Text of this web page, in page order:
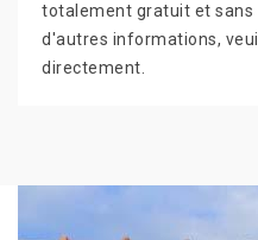
totalement gratuit et sans
d'autres informations,
directement.